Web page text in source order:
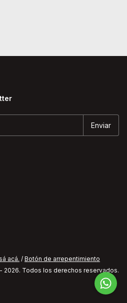
acá. / Botón de arrepentimiento
2026. Todos los derechos reservados.